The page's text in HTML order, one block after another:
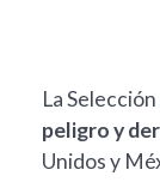
La
peligro y
Unidos y